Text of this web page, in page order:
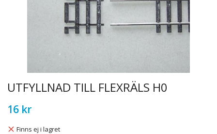
UTFYLLNAD TILL FLEXRÄLS H0
16 kr
Finns ej i lagret